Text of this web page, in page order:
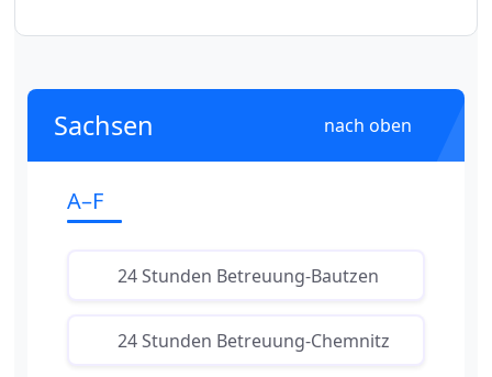
Sachsen nach oben
A–F
24 Stunden Betreuung-Bautzen
24 Stunden Betreuung-Chemnitz